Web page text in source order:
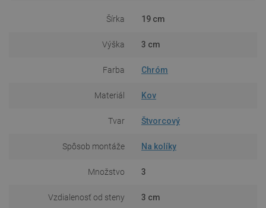
Šírka 19 cm
Výška 3 cm
Farba Chróm
Materiál Kov
Tvar Štvorcový
Spôsob montáže Na kolíky
Množstvo 3
Vzdialenosť od steny 3 cm